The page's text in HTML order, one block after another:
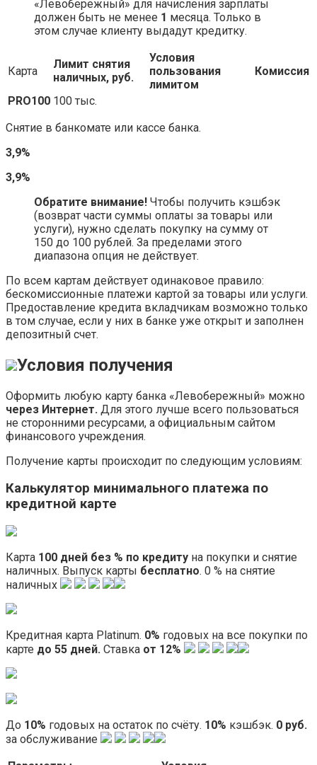
«Левобережный» для начисления зарплаты
должен быть не менее 1 месяца. Только в
этом случае клиенту выдадут кредитку.
Карта
Лимит снятия
наличных, руб.
Условия
пользования
лимитом
Комиссия
PRO100 100 тыс.
Снятие в банкомате или кассе банка.
3,9%
3,9%
Обратите внимание! Чтобы получить кэшбэк
(возврат части суммы оплаты за товары или
услуги), нужно сделать покупку на сумму от
150 до 100 рублей. За пределами этого
диапазона опция не действует.
По всем картам действует одинаковое правило:
бескомиссионные платежи картой за товары или услуги.
Предоставление кредита вкладчикам возможно только
в том случае, если у них в банке уже открыт и заполнен
депозитный счет.
Условия получения
Оформить любую карту банка «Левобережный» можно
через Интернет. Для этого лучше всего пользоваться
не сторонними ресурсами, а официальным сайтом
финансового учреждения.
Получение карты происходит по следующим условиям:
Калькулятор минимального платежа по
кредитной карте
Карта 100 дней без % по кредиту на покупки и снятие
наличных. Выпуск карты бесплатно. 0 % на снятие
наличных
Кредитная карта Platinum. 0% годовых на все покупки по
карте до 55 дней. Ставка от 12%
До 10% годовых на остаток по счёту. 10% кэшбэк. 0 руб.
за обслуживание